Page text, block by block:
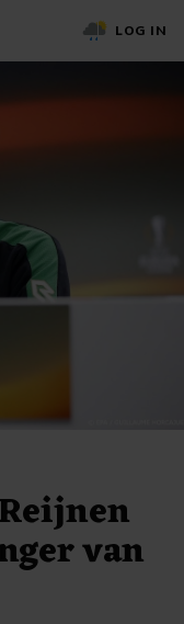
LOG IN
van